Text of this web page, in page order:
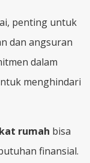
penting untuk
dan angsuran
dalam
menghindari
rumah bisa
finansial.